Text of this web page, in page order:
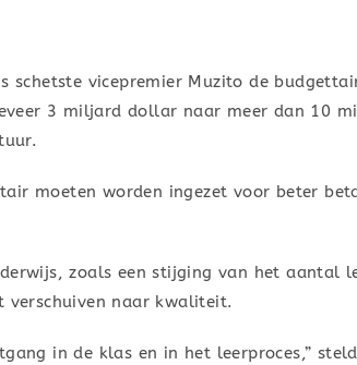
vicepremier Muzito de
3 miljard dollar naar meer dan 10
moeten worden ingezet voor beter
zoals een stijging van het aantal
verschuiven naar kwaliteit.
in de klas en in het leerproces,”